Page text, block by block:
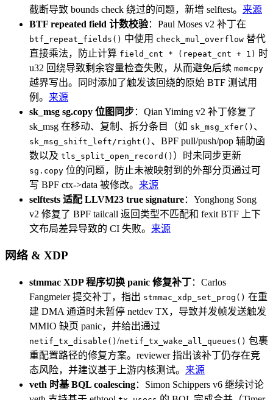
截断导致 bounds check 绕过的问题，新增 selftest。 来源
BTF repeated field 计数校验：Paul Moses v2 补丁在
btf_repeat_fields() 中使用 check_mul_overflow 替代
直接乘法，防止计算 field_cnt * (repeat_cnt + 1) 时
u32 回绕导致剩余容量检查失败，从而避免后续 memcpy
越界写出。同时添加了触发该回绕的原始 BTF 测试用
例。 来源
sk_msg sg.copy 位图同步：Qian Yiming v2 补丁修复了
sk_msg 在移动、复制、拆分条目（如 sk_msg_xfer() 、
sk_msg_shift_left/right() 、BPF pull/push/pop 辅助函
数以及 tls_split_open_record() ）时未同步更新
sg.copy 位的问题，防止未被映射到的外部分页通过可
写 BPF ctx->data 被修改。 来源
selftests 适配 LLVM23 true signature：Yonghong Song
v2 修复了 BPF tailcall 返回类型不匹配和 fexit BTF 上下
文布局差异导致的 CI 失败。 来源
网络 & XDP
stmmac XDP 程序切换 panic 修复补丁：Carlos
Fangmeier 提交补丁，指出 stmmac_xdp_set_prog() 在重
建 DMA 通道时未暂停 netdev TX，导致并发帧发送触发
MMIO 缺页 panic，并给出通过
netif_tx_disable() /netif_tx_wake_all_queues() 包裹
重配置路径的修复方案。reviewer 指出该补丁仍存在竞
态风险，并建议基于上游内核测试。 来源
veth 时基 BQL coalescing：Simon Schippers v6 继续讨论